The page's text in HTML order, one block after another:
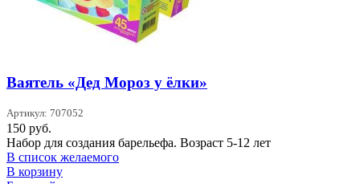
Ваятель «Дед Мороз у ёлки»
Артикул: 707052
150 руб.
Набор для создания барельефа. Возраст 5-12 лет
В список желаемого
В корзину